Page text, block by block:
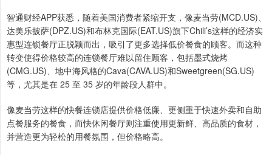
智通财经APP获悉，随着美国消费者紧缩开支，像麦当劳(MCD.US)、
达美乐披萨(DPZ.US)和布林克国际(EAT.US)旗下Chili’s这样的经济实
惠型连锁餐厅正脱颖而出，吸引了更多选择低价餐食的顾客。而这种
转变使得价格较高的连锁餐厅难以留住顾客，包括墨式烧烤
(CMG.US)、地中海风格的Cava(CAVA.US)和Sweetgreen(SG.US)
等，尤其是在 25 至 35 岁的年龄段人群中。
像麦当劳这样的快餐连锁店提供价格低廉、更侧重于快速外卖和自助
点餐服务的餐食，而快休闲餐厅则注重使用更新鲜、高品质的食材，
并营造更为轻松的用餐氛围，但价格略高。